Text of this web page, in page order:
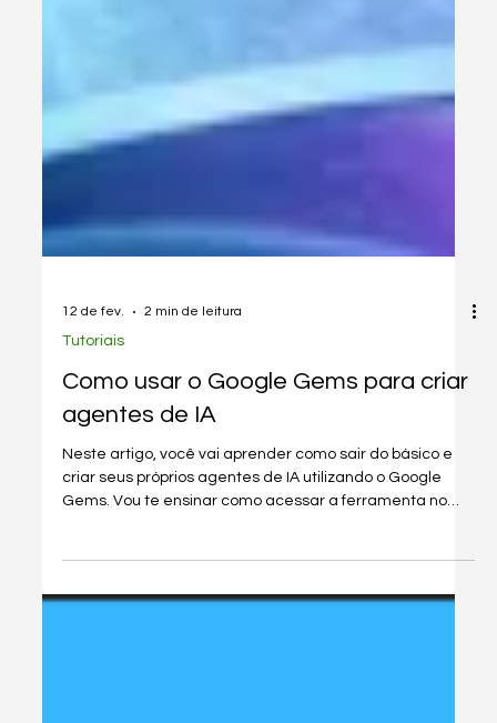
12 de fev. 2 min de leitura
Tutoriais
agentes de IA
Neste artigo, você vai aprender como sair do básico e